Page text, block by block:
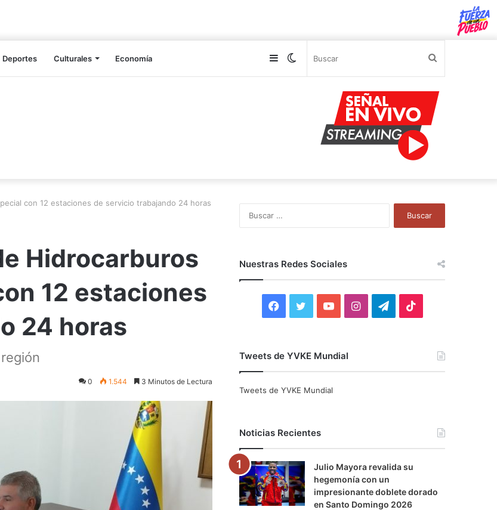
Deportes Culturales Economía Switch
Sidebar
con 12 estaciones de servicio trabajando 24 horas
Hidrocarburos
12 estaciones
24 horas
0 1.544 3 Minutos de Lectura
Nuestras Redes Sociales
F
c
o
k
i
r
Y
u
e
I
r
a
m
T
a
m
Tweets de YVKE Mundial
Tweets de YVKE Mundial
Noticias Recientes
Julio Mayora revalida su
hegemonía con un
impresionante doblete dorado
en Santo Domingo 2026